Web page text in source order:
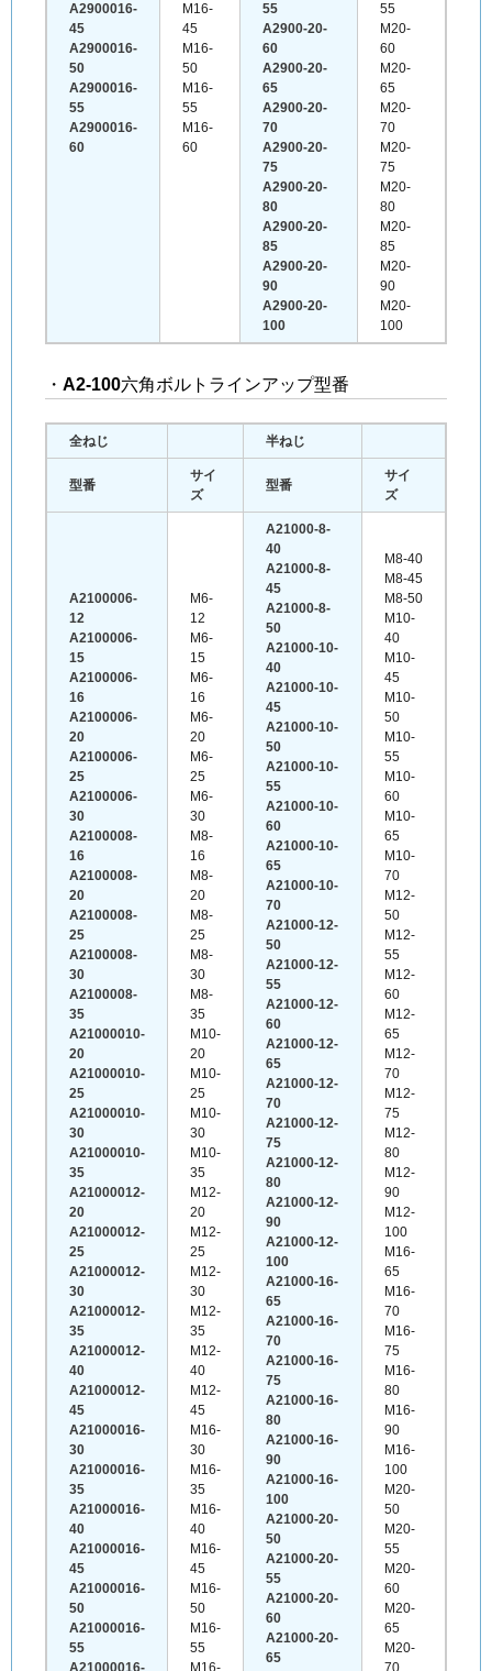
A2900016-
45
A2900016-
50
A2900016-
55
A2900016-
60
M16-
45
M16-
50
M16-
55
M16-
60
55
A2900-20-
60
A2900-20-
65
A2900-20-
70
A2900-20-
75
A2900-20-
80
A2900-20-
85
A2900-20-
90
A2900-20-
100
55
M20-
60
M20-
65
M20-
70
M20-
75
M20-
80
M20-
85
M20-
90
M20-
100
・ A2-100六角ボルトラインアップ型番
全ねじ 半ねじ
型番
サイ
ズ
型番
サイ
ズ
A2100006-
12
A2100006-
15
A2100006-
16
A2100006-
20
A2100006-
25
A2100006-
30
A2100008-
16
A2100008-
20
A2100008-
25
A2100008-
30
A2100008-
35
A21000010-
20
A21000010-
25
A21000010-
30
A21000010-
35
A21000012-
20
A21000012-
25
A21000012-
30
A21000012-
35
A21000012-
40
A21000012-
45
A21000016-
30
A21000016-
35
A21000016-
40
A21000016-
45
A21000016-
50
A21000016-
55
M6-
12
M6-
15
M6-
16
M6-
20
M6-
25
M6-
30
M8-
16
M8-
20
M8-
25
M8-
30
M8-
35
M10-
20
M10-
25
M10-
30
M10-
35
M12-
20
M12-
25
M12-
30
M12-
35
M12-
40
M12-
45
M16-
30
M16-
35
M16-
40
M16-
45
M16-
50
M16-
55
A21000-8-
40
A21000-8-
45
A21000-8-
50
A21000-10-
40
A21000-10-
45
A21000-10-
50
A21000-10-
55
A21000-10-
60
A21000-10-
65
A21000-10-
70
A21000-12-
50
A21000-12-
55
A21000-12-
60
A21000-12-
65
A21000-12-
70
A21000-12-
75
A21000-12-
80
A21000-12-
90
A21000-12-
100
A21000-16-
65
A21000-16-
70
A21000-16-
75
A21000-16-
80
A21000-16-
90
A21000-16-
100
A21000-20-
50
A21000-20-
55
A21000-20-
60
A21000-20-
65
M8-40
M8-45
M8-50
M10-
40
M10-
45
M10-
50
M10-
55
M10-
60
M10-
65
M10-
70
M12-
50
M12-
55
M12-
60
M12-
65
M12-
70
M12-
75
M12-
80
M12-
90
M12-
100
M16-
65
M16-
70
M16-
75
M16-
80
M16-
90
M16-
100
M20-
50
M20-
55
M20-
60
M20-
65
M20-